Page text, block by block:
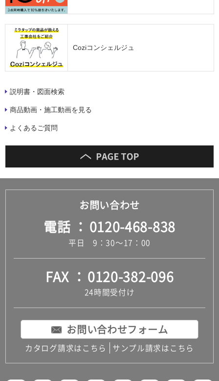
Coziコンシェルジュ
説明書・図面検索
商品動画・施工動画を見る
よくあるご質問
お問い合わせ
電話 0120-468-838
平日 9：30～17：00
FAX 0120-382-096
24時間受付け
お問い合わせフォーム
カタログ請求はこちら サンプル請求はこちら